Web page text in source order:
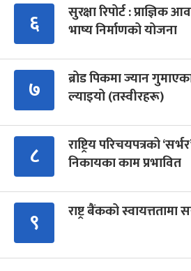
६
सुरक्षा रिपोर्ट : प्राज्ञिक
भाष्य निर्माणको योजना
७
ब्रोड पिकमा ज्यान
ल्याइयो (तस्वीरहरू)
८
राष्ट्रिय परिचयपत्रको
निकायका काम प्रभावित
९ राष्ट्र बैंकको